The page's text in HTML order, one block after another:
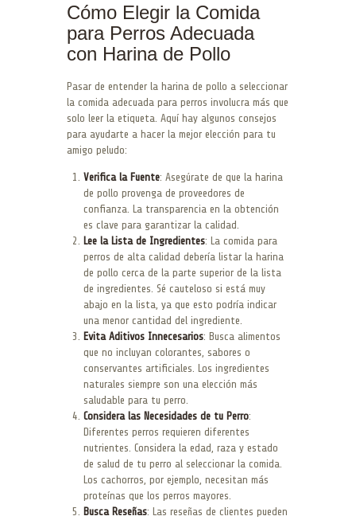
Cómo Elegir la Comida
para Perros Adecuada
con Harina de Pollo
Pasar de entender la harina de pollo a seleccionar
la comida adecuada para perros involucra más que
solo leer la etiqueta. Aquí hay algunos consejos
para ayudarte a hacer la mejor elección para tu
amigo peludo:
Verifica la Fuente: Asegúrate de que la harina
de pollo provenga de proveedores de
confianza. La transparencia en la obtención
es clave para garantizar la calidad.
Lee la Lista de Ingredientes: La comida para
perros de alta calidad debería listar la harina
de pollo cerca de la parte superior de la lista
de ingredientes. Sé cauteloso si está muy
abajo en la lista, ya que esto podría indicar
una menor cantidad del ingrediente.
Evita Aditivos Innecesarios: Busca alimentos
que no incluyan colorantes, sabores o
conservantes artificiales. Los ingredientes
naturales siempre son una elección más
saludable para tu perro.
Considera las Necesidades de tu Perro:
Diferentes perros requieren diferentes
nutrientes. Considera la edad, raza y estado
de salud de tu perro al seleccionar la comida.
Los cachorros, por ejemplo, necesitan más
proteínas que los perros mayores.
Busca Reseñas: Las reseñas de clientes pueden